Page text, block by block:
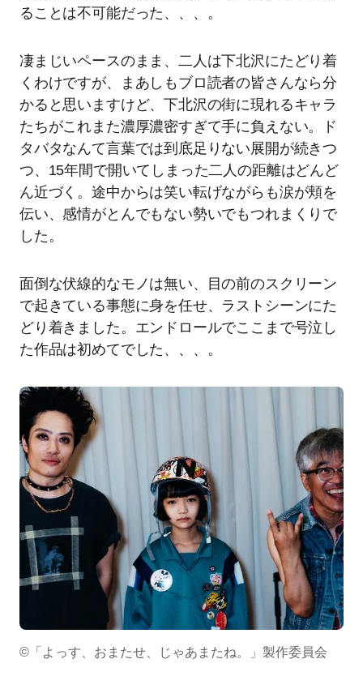
ることは不可能だった、、、。
凄まじいペースのまま、二人は下北沢にたどり着
くわけですが、まあしもブロ読者の皆さんなら分
かると思いますけど、下北沢の街に現れるキャラ
たちがこれまた濃厚濃密すぎて手に負えない。ド
タバタなんて言葉では到底足りない展開が続きつ
つ、15年間で開いてしまった二人の距離はどんど
ん近づく。途中からは笑い転げながらも涙が頬を
伝い、感情がとんでもない勢いでもつれまくりで
した。
面倒な伏線的なモノは無い、目の前のスクリーン
で起きている事態に身を任せ、ラストシーンにた
どり着きました。エンドロールでここまで号泣し
た作品は初めてでした、、、。
©「よっす、おまたせ、じゃあまたね。」製作委員会